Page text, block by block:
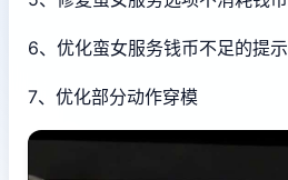
6、优化蛮女服务钱币不足的提示
7、优化部分动作穿模